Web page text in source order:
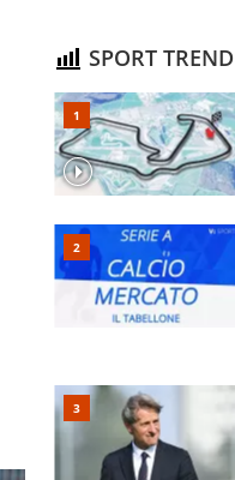
SPORT TREND